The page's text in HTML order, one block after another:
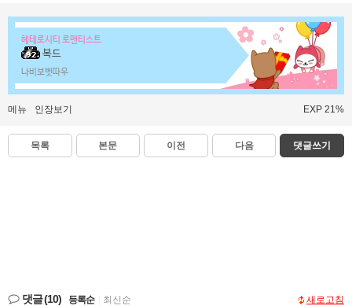
헤테로시티 로맨티스트
복드
나비보벳따우
메뉴 인장보기 EXP 21%
목록 본문 이전 다음 댓글쓰기
댓글(10) 등록순 최신순 새로고침